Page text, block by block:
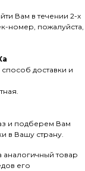
Вам в течении 2-х
номер, пожалуйста,
доставки и
и подберем Вам
в Вашу страну.
аналогичный товар
его